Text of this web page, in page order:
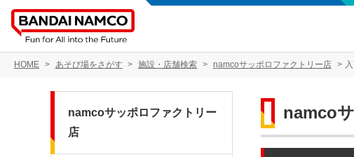
HOME あそび場をさがす 施設・店舗検索 namcoサッポロファクトリー店
namco
namcoサッポロファクトリー
店